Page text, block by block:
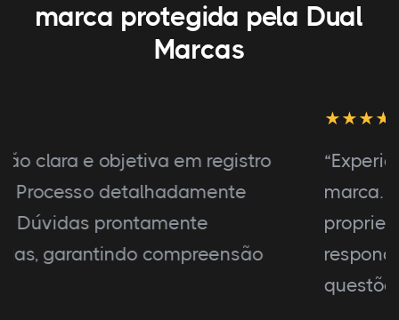
marca protegida pela Dual
Marcas
“Experiência positiva em registro de
marca. Explicações claras sobre
propriedade intelectual. Equipe atenciosa
respondeu prontamente a todas as